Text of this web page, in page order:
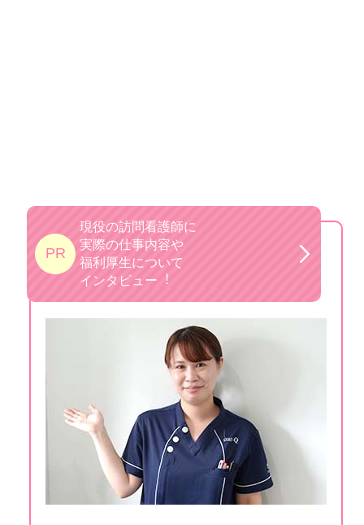
PR
現役の訪問看護師に
実際の仕事内容や
福利厚生について
インタビュー︕